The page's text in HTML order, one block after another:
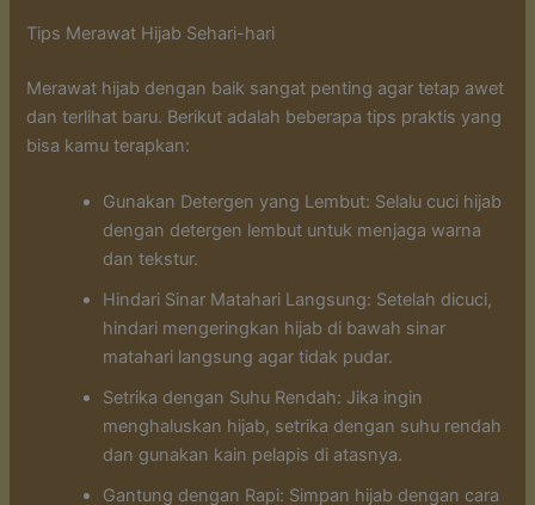
Tips Merawat Hijab Sehari-hari
Merawat hijab dengan baik sangat penting agar tetap awet
dan terlihat baru. Berikut adalah beberapa tips praktis yang
bisa kamu terapkan:
Gunakan Detergen yang Lembut: Selalu cuci hijab
dengan detergen lembut untuk menjaga warna
dan tekstur.
Hindari Sinar Matahari Langsung: Setelah dicuci,
hindari mengeringkan hijab di bawah sinar
matahari langsung agar tidak pudar.
Setrika dengan Suhu Rendah: Jika ingin
menghaluskan hijab, setrika dengan suhu rendah
dan gunakan kain pelapis di atasnya.
Gantung dengan Rapi: Simpan hijab dengan cara